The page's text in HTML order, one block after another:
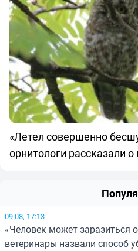
«Летел совершенно
орнитологи рассказали
09.08, 17:13
«Человек может заразиться
ветеринары назвали способ